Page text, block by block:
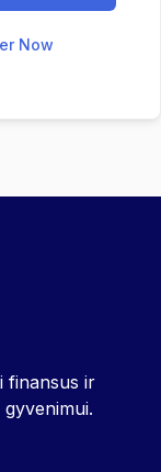
Now
finansus ir